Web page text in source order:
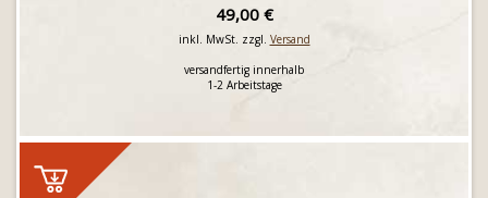
49,00 €
inkl. MwSt. zzgl. Versand
versandfertig innerhalb
1-2 Arbeitstage